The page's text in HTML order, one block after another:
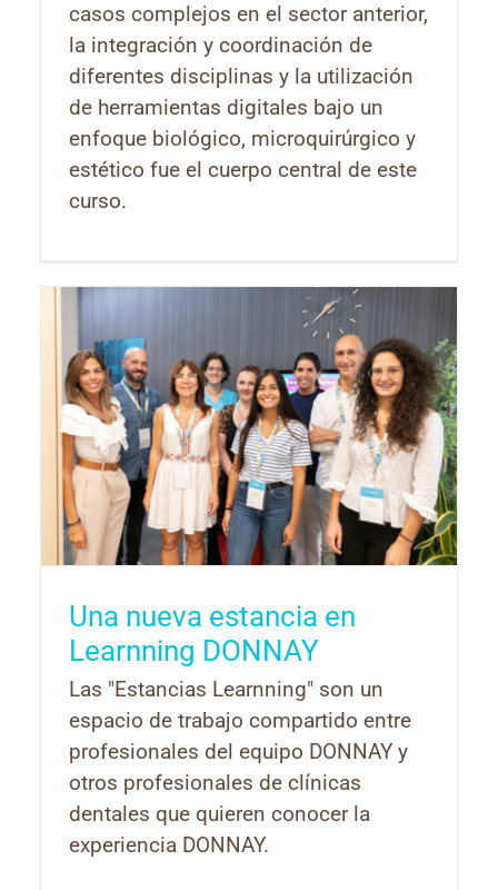
casos complejos en el sector anterior,
la integración y coordinación de
diferentes disciplinas y la utilización
de herramientas digitales bajo un
enfoque biológico, microquirúrgico y
estético fue el cuerpo central de este
curso.
Una nueva estancia en
Learnning DONNAY
Las "Estancias Learnning" son un
espacio de trabajo compartido entre
profesionales del equipo DONNAY y
otros profesionales de clínicas
dentales que quieren conocer la
experiencia DONNAY.